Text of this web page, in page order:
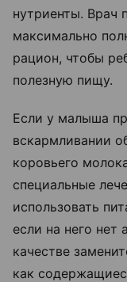
нутриенты. Врач
максимально
рацион, чтобы
полезную пищу.
Если у малыша
вскармливании
коровьего
специальные
использовать
если на него нет
качестве
как